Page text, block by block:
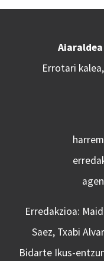
Errotari
Erredakzioa:
Saez, Txabi
Bidarte Ikus-